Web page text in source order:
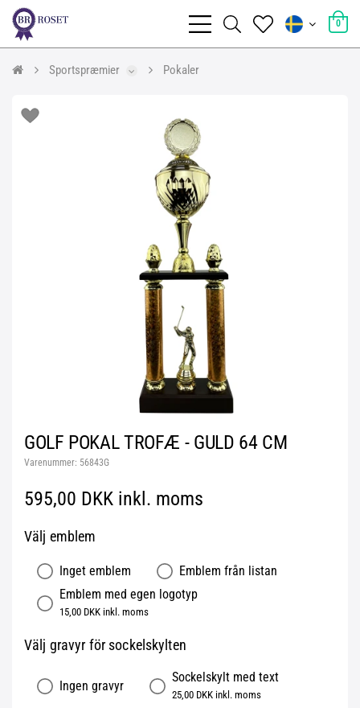
0
Sportspræmier Pokaler
GOLF POKAL TROFÆ - GULD 64 CM
Varenummer: 56843G
595,00 DKK inkl. moms
Välj emblem
Inget emblem
Emblem från listan
Emblem med egen logotyp
15,00 DKK inkl. moms
Välj gravyr för sockelskylten
Ingen gravyr
Sockelskylt med text
25,00 DKK inkl. moms